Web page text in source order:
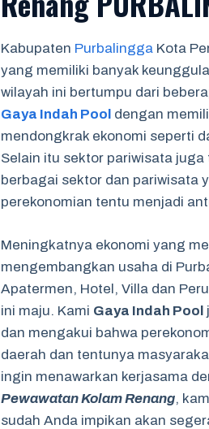
Kabupaten Purbalingga Kota
yang memiliki banyak
wilayah ini bertumpu dari
Gaya Indah Pool dengan
mendongkrak ekonomi seperti
Selain itu sektor pariwisata
berbagai sektor dan pariwisata
perekonomian tentu menjadi
Meningkatnya ekonomi yang
mengembangkan usaha di
Apatermen, Hotel, Villa dan
ini maju. Kami Gaya Indah Pool
dan mengakui bahwa
daerah dan tentunya
ingin menawarkan kerjasama
Pewawatan Kolam Renang,
sudah Anda impikan akan